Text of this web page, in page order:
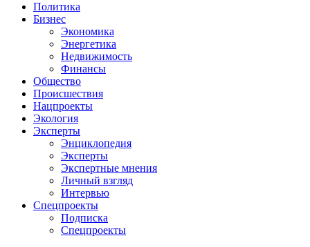
Политика
Бизнес
Экономика
Энергетика
Недвижимость
Финансы
Общество
Происшествия
Нацпроекты
Экология
Эксперты
Энциклопедия
Эксперты
Экспертные мнения
Личный взгляд
Интервью
Спецпроекты
Подписка
Спецпроекты